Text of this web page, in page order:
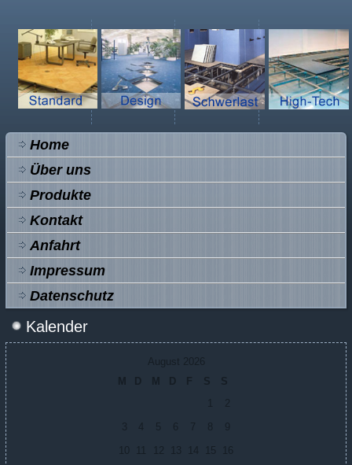
Home
Über uns
Produkte
Kontakt
Anfahrt
Impressum
Datenschutz
Kalender
August 2026
M
D M D F S
S
1
2
3
5 6 7 8
9
10
11 12 13 14 15 16